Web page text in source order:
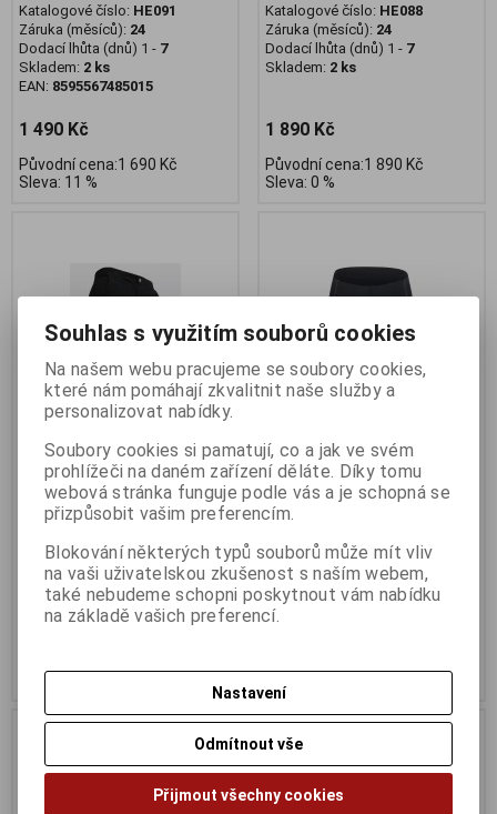
Katalogové číslo: HE091
Záruka (měsíců): 24
Dodací lhůta (dnů) 1 - 7
Skladem: 2 ks
EAN: 8595567485015
1 490 Kč
Původní cena:1 690 Kč
Sleva: 11 %
Katalogové číslo: HE088
Záruka (měsíců): 24
Dodací lhůta (dnů) 1 - 7
Skladem: 2 ks
1 890 Kč
Původní cena:1 890 Kč
Sleva: 0 %
Kalhoty Merida pánské GSG
BAGGY SE černo-šedé
Výrobce:Merida
Katalogové číslo:
Záruka (měsíců):24
Dodací lhůta (dnů) 1 - 7
Skladem:Poslední ks
1 990 Kč
Sleva: 0 %
Kraťasy F B21 EASY do pasu s
vložkou,černé
Výrobce:
Force
Záruka (měsíců):24
Dodací lhůta (dnů) 1 - 7
Skladem:Poslední ks
599 Kč
Na dotaz
Souhlas s využitím souborů cookies
Na našem webu pracujeme se soubory cookies,
které nám pomáhají zkvalitnit naše služby a
personalizovat nabídky.
Soubory cookies si pamatují, co a jak ve svém
prohlížeči na daném zařízení děláte. Díky tomu
webová stránka funguje podle vás a je schopná se
přizpůsobit vašim preferencím.
Blokování některých typů souborů může mít vliv
na vaši uživatelskou zkušenost s naším webem,
také nebudeme schopni poskytnout vám nabídku
na základě vašich preferencí.
Nastavení
Odmítnout vše
Přijmout všechny cookies